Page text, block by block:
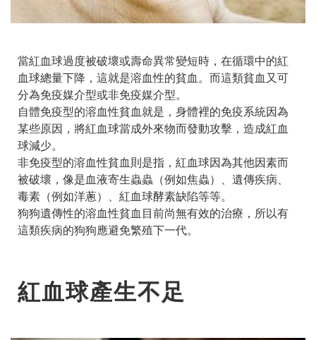
當紅血球過度被破壞或壽命異常變短時，在循環中的紅
血球總量下降，這就是溶血性的貧血。而這類貧血又可
分為免疫媒介型或非免疫媒介型。
自體免疫型的溶血性貧血就是，身體裡的免疫系統因為
某些原因，將紅血球當成外來物而發動攻擊，造成紅血
球減少。
非免疫型的溶血性貧血則是指，紅血球因為其他因素而
被破壞，像是血液寄生蟲蟲（例如焦蟲）、遺傳疾病、
毒素（例如洋蔥）、紅血球酵素缺陷等等。
狗狗遺傳性的溶血性貧血目前尚無有效的治療，所以有
這類疾病的狗狗應避免繁殖下一代。
紅血球產生不足